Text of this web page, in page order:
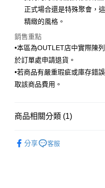
國泰世華商業銀行
臺灣中小企業銀行
匯豐（台灣）商業銀行
聯邦商業銀行
玉山商業銀行
台新國際商業銀行
台灣樂天信用卡公司
華南商業銀行
上海商業儲蓄銀行
臺灣中小企業銀行
匯豐（台灣）商業銀行
聯邦商業銀行
元大商業銀行
台新國際商業銀行
Apple Pay
街口支付
Google Pay
ATM付款
運送方式
新竹物流宅配
正式場合還是特殊聚會，
精緻的風格。
銷售重點
•本區為OUTLET店中實際陳
於訂單處申請退貨。
•若商品有嚴重瑕疵或庫存錯
取該商品費用。
商品相關分類 (1)
分享
客服